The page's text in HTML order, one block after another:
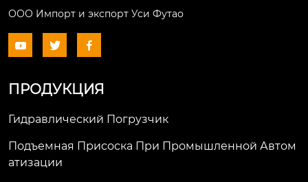
ООО Импорт и экспорт Уси Футао
  
ПРОДУКЦИЯ
Гидравлический Погрузчик
Подъемная Присоска При Промышленной Автом
Атизации